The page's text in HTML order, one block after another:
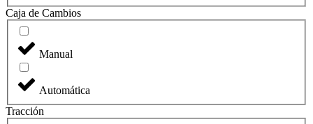
Caja de Cambios
Manual
Automática
Tracción